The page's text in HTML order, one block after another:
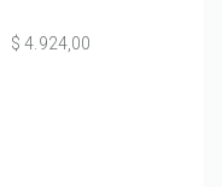
$ 4.924,00